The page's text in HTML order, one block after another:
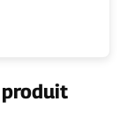
produit